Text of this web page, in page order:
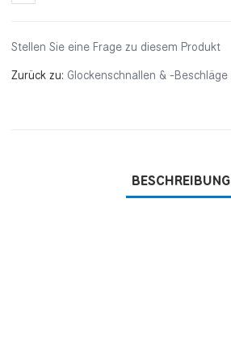
Stellen Sie eine Frage zu diesem Produkt
Zurück zu: Glockenschnallen & -Beschläge
BESCHREIBUNG